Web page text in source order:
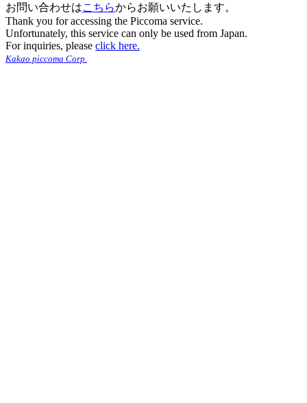
お問い合わせはこちらからお願いいたします。
Thank you for accessing the Piccoma service.
Unfortunately, this service can only be used from Japan.
For inquiries, please click here.
Kakao piccoma Corp.